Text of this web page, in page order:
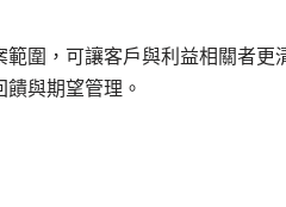
範圍，可讓客戶與利益相關者
與期望管理。